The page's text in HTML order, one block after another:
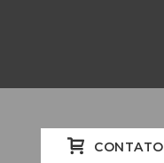
CONTATO